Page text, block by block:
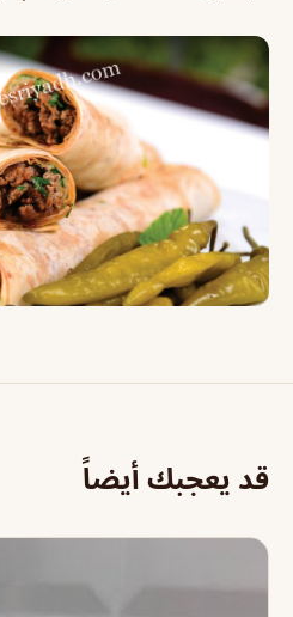
قد يعجبك أيضاً